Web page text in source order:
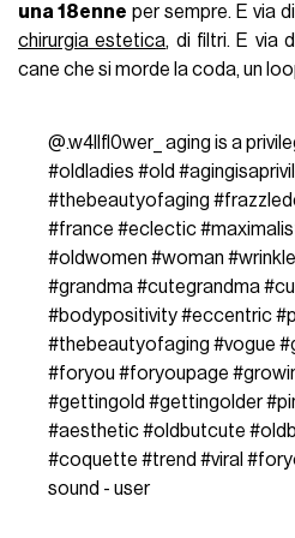
una 18enne per sempre. E via
chirurgia estetica, di filtri. E via
cane che si morde la coda, un
@.w4llfl0wer_ aging is a
#oldladies #old
#thebeautyofaging
#france #eclectic
#oldwomen #woman
#grandma#cutegrandma
#bodypositivity#eccentric
#thebeautyofaging #vogue
#foryou #foryoupage
#gettingold #gettingolder
#aesthetic#oldbutcute
#coquette #trend #viral
sound - user